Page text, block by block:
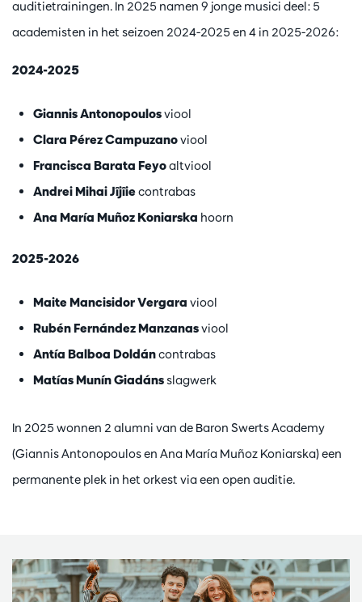
auditietrainingen. In 2025 namen 9 jonge musici deel: 5
academisten in het seizoen 2024-2025 en 4 in 2025-2026:
2024-2025
Giannis Antonopoulosviool
Clara Pérez Campuzanoviool
Francisca Barata Feyoaltviool
Andrei Mihai Jîjîiecontrabas
Ana María Muñoz Koniarska hoorn
2025-2026
Maite Mancisidor Vergaraviool
Rubén Fernández Manzanasviool
Antía Balboa Doldáncontrabas
Matías Munín Giadánsslagwerk
In 2025 wonnen 2 alumni van de Baron Swerts Academy
(Giannis Antonopoulos en Ana María Muñoz Koniarska) een
permanente plek in het orkest via een open auditie.